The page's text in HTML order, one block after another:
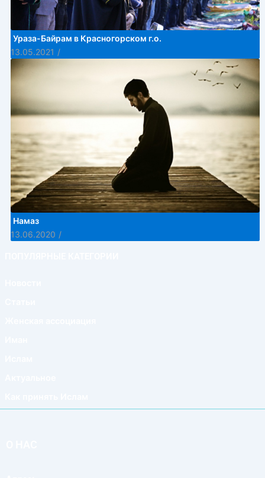
Ураза-Байрам в Красногорском г.о.
13.05.2021 /
Намаз
13.06.2020 /